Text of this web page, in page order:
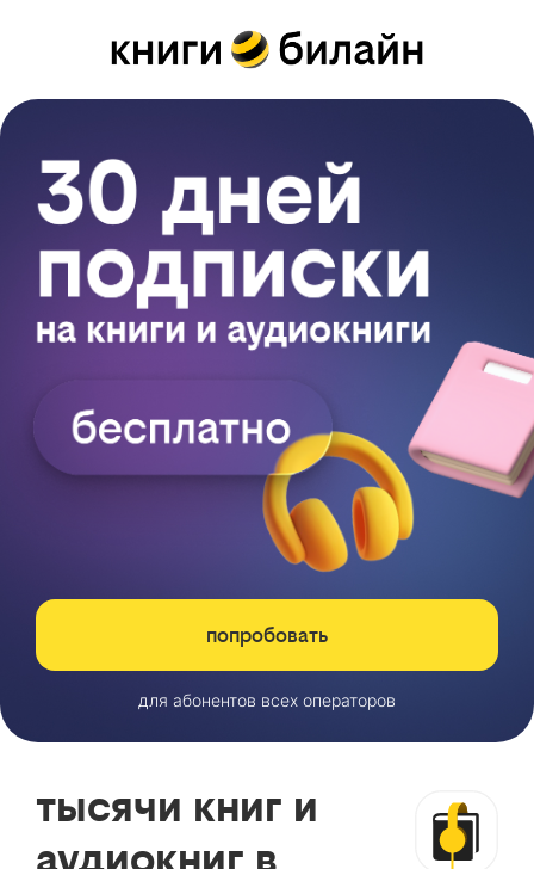
попробовать
для абонентов всех операторов
тысячи книг и
аудиокниг в